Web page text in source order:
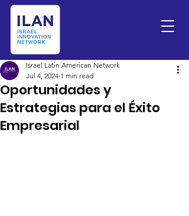
Oportunidades y
Estrategias para el Éxito
Empresarial
Israel Latin American Network
Jul 4, 2024 1 min read